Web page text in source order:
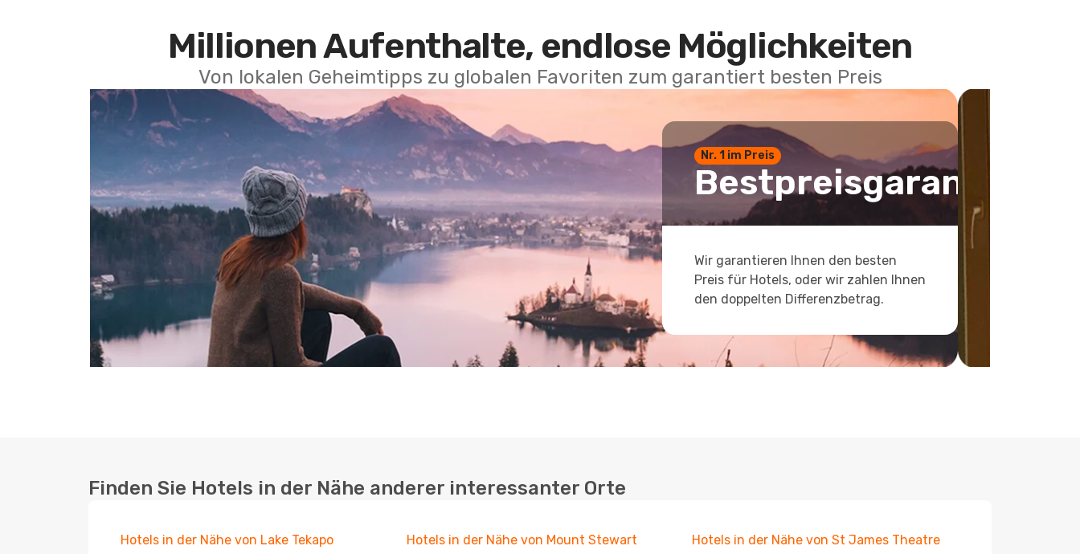
Millionen Aufenthalte, endlose Möglichkeiten
Von lokalen Geheimtipps zu globalen Favoriten zum garantiert besten Preis
Nr. 1 im Preis
Bestpreisgarantie
Wir garantieren Ihnen den besten
Preis für Hotels, oder wir zahlen Ihnen
den doppelten Differenzbetrag.
Finden Sie Hotels in der Nähe anderer interessanter Orte
Hotels in der Nähe von Lake Tekapo Hotels in der Nähe von Mount Stewart Hotels in der Nähe von St James Theatre